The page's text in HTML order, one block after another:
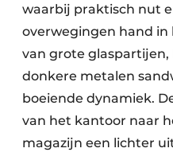
waarbij praktisch nut
overwegingen hand
van grote
donkere metalen
boeiende dynamiek.
van het kantoor naar
magazijn een lichter